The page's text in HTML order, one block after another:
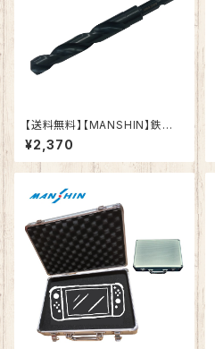
【送料無料】【MANSHIN】鉄工ド
リル 六角軸 鉄・アルミ・木材（適
応被削材） インパクトドライバー
電動ドリル 多用途ビット クロス
(11.0ｍｍ)
¥2,370